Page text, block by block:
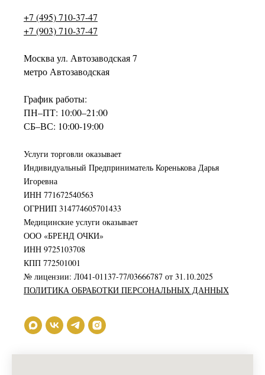
+7 (495) 710-37-47
+7 (903) 710-37-47
Москва ул. Автозаводская 7
метро Автозаводская
График работы:
ПН–ПТ: 10:00–21:00
СБ–ВС: 10:00-19:00
Услуги торговли оказывает
Индивидуальный Предприниматель Коренькова Дарья
Игоревна
ИНН 771672540563
ОГРНИП 314774605701433
Медицинские услуги оказывает
ООО «БРЕНД ОЧКИ»
ИНН 9725103708
КПП 772501001
№ лицензии: Л041-01137-77/03666787 от 31.10.2025
ПОЛИТИКА ОБРАБОТКИ ПЕРСОНАЛЬНЫХ ДАННЫХ